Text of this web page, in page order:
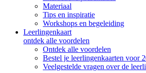
Materiaal
Tips en inspiratie
Workshops en begeleiding
Leerlingenkaart
ontdek alle voordelen
Ontdek alle voordelen
Bestel je leerlingenkaarten voor
Veelgestelde vragen over de